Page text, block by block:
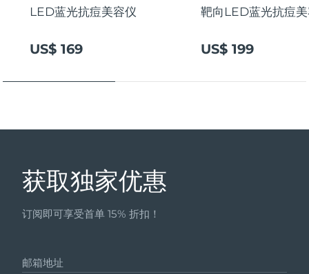
LED蓝光抗痘美容仪
US$ 169
靶向LED蓝光抗痘
US$ 199
获取独家优惠
订阅即可享受首单 15% 折扣！
邮箱地址